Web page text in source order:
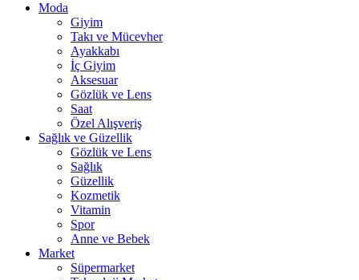
Moda
Giyim
Takı ve Mücevher
Ayakkabı
İç Giyim
Aksesuar
Gözlük ve Lens
Saat
Özel Alışveriş
Sağlık ve Güzellik
Gözlük ve Lens
Sağlık
Güzellik
Kozmetik
Vitamin
Spor
Anne ve Bebek
Market
Süpermarket